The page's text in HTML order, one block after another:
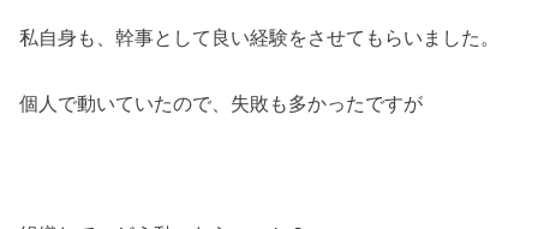
私自身も、幹事として良い経験をさせてもらいました。
個人で動いていたので、失敗も多かったですが